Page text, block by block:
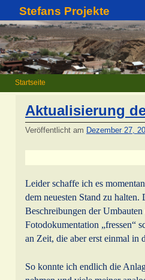
Stefans Projekte
Startseite
Aktualisierung
Veröffentlicht am Dezember 27,
Leider schaffe ich es
dem neuesten Stand zu halten.
Beschreibungen der
Fotodokumentation „fressen“
an Zeit, die aber erst einmal in
So konnte ich endlich die